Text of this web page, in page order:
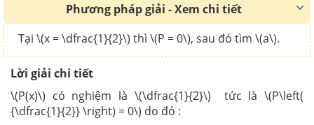
Phương pháp giải - Xem chi tiết
Tại \(x = \dfrac{1}{2}\) thì \(P = 0\), sau đó tìm \(a\).
Lời giải chi tiết
\(P(x)\) có nghiệm là \(\dfrac{1}{2}\) tức là \(P\left(
{\dfrac{1}{2}} \right) = 0\) do đó :